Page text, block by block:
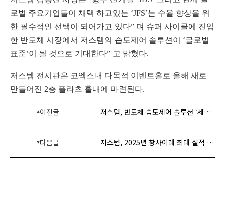
로벌 주요기업들이 채택 하고있는 ‘JFS’는 수율 향상을 위
한 필수적인 선택이 되어가고 있다” 며 슈퍼 사이클에 진입
한 반도체 시장에서 저스템의 습도제어 솔루션이 ‘글로벌
표준’이 될 것으로 기대한다” 고 밝혔다.
저스템 전시관은 코엑스내 다목적 이벤트홀로 올해 새로
만들어진 2층 플라츠 홀내에 마련된다.
이전글 저스템, 반도체 습도제어 솔루션 ‘세계 일류상품’ 영예
다음글 저스템, 2025년 창사이래 최대 실적 달성